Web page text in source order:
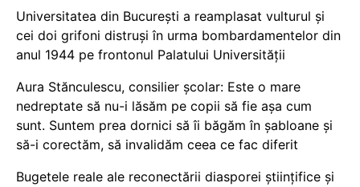
Universitatea din București a reamplasat vulturul și
cei doi grifoni distruși în urma bombardamentelor din
anul 1944 pe frontonul Palatului Universității
Aura Stănculescu, consilier școlar: Este o mare
nedreptate să nu-i lăsăm pe copii să fie așa cum
sunt. Suntem prea dornici să îi băgăm în șabloane și
să-i corectăm, să invalidăm ceea ce fac diferit
Bugetele reale ale reconectării diasporei științifice și